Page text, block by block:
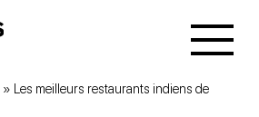
»
Les meilleurs restaurants indiens de